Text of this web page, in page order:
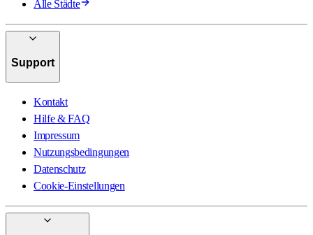
Alle Städte
Support
Kontakt
Hilfe & FAQ
Impressum
Nutzungsbedingungen
Datenschutz
Cookie-Einstellungen